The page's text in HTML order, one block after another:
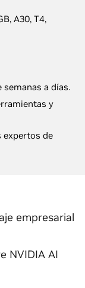
A30, T4,
a días.
y
expertos de
empresarial
NVIDIA AI